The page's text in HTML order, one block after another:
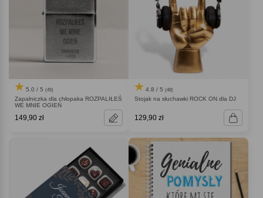
5.0 / 5 (45)
Zapalniczka dla chłopaka ROZPALIŁEŚ
WE MNIE OGIEŃ
149,90 zł
4.8 / 5 (48)
Stojak na słuchawki ROCK ON dla DJ
129,90 zł